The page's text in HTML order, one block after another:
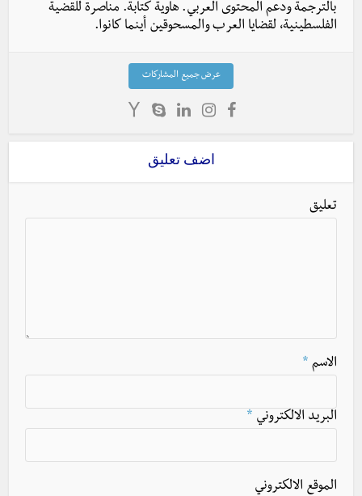
بالترجمة ودعم المحتوى العربي. هاوية كتابة. مناصرة للقضية
الفلسطينية، لقضايا العرب والمسحوقين أينما كانوا.
عرض جميع المشاركات
اضف تعليق
تعليق
الاسم *
البريد الالكتروني *
الموقع الالكتروني